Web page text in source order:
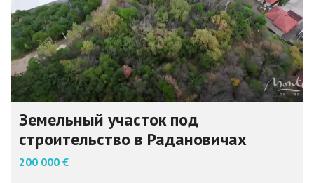
Земельный участок под
строительство в Радановичах
200 000 €